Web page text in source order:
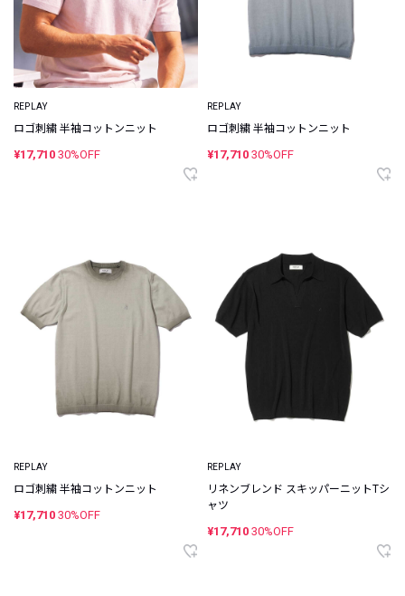
REPLAY
ロゴ刺繍 半袖コットンニット
¥17,710 30%OFF
REPLAY
ロゴ刺繍 半袖コットンニット
¥17,710 30%OFF
REPLAY
ロゴ刺繍 半袖コットンニット
¥17,710 30%OFF
REPLAY
リネンブレンド スキッパーニットTシ
ャツ
¥17,710 30%OFF